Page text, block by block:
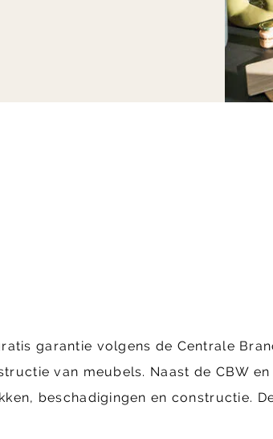
garantie volgens de Centrale
van meubels. Naast de CBW
beschadigingen en constructie.